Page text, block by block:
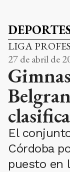
LIGA
27 de abril de
El
Córdoba
puesto en